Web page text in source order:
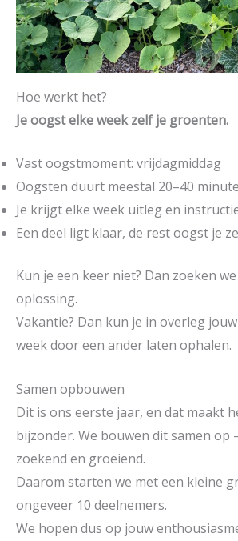
Hoe werkt het?
Je oogst elke week zelf je groenten.
Vast oogstmoment: vrijdagmiddag
Oogsten duurt meestal 20–40
Je krijgt elke week uitleg en
Een deel ligt klaar, de rest oogst je
Kun je een keer niet? Dan zoeken
oplossing.
Vakantie? Dan kun je in overleg
week door een ander laten ophalen.
Samen opbouwen
Dit is ons eerste jaar, en dat maakt
bijzonder. We bouwen dit samen op
zoekend en groeiend.
Daarom starten we met een kleine
ongeveer 10 deelnemers.
We hopen dus op jouw